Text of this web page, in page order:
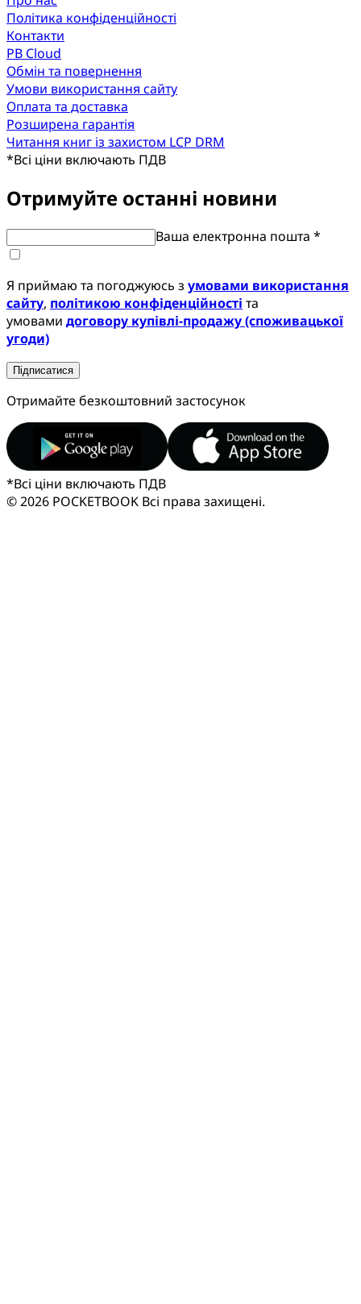
Політика конфіденційності
Контакти
PB Cloud
Обмін та повернення
Умови використання сайту
Оплата та доставка
Розширена гарантія
Читання книг із захистом LCP DRM
*Всі ціни включають ПДВ
Отримуйте останні новини
Ваша електронна пошта *
Я приймаю та погоджуюсь з умовами використання
сайту, політикою конфіденційності та
умовами договору купівлі-продажу (споживацької
угоди)
Підписатися
Отримайте безкоштовний застосунок
*Всі ціни включають ПДВ
© 2026 POCKETBOOK Всі права захищені.